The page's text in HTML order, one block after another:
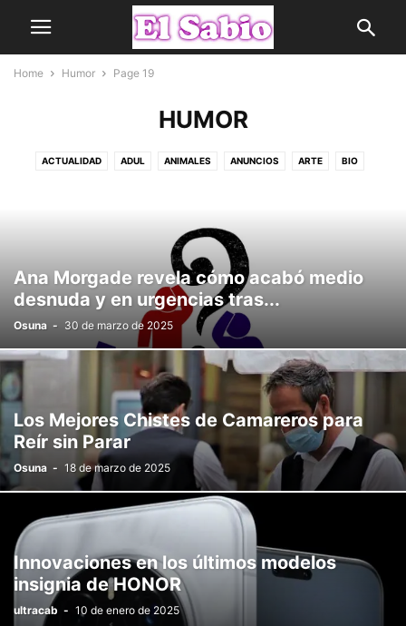
Home Humor Page 19
HUMOR
ACTUALIDAD ADUL ANIMALES ANUNCIOS ARTE BIO
LUGARES MEMES
PALABRAS QUE EMPIEZAN PRODUCTOS
SABIAS SIN CATEGORÍA TECNOLOGÍA VIAJES Y EVENTOS
Ana Morgade revela cómo acabó medio
desnuda y en urgencias tras...
Osuna - 30 de marzo de 2025
Los Mejores Chistes de Camareros para
Reír sin Parar
Osuna - 18 de marzo de 2025
Innovaciones en los últimos modelos
insignia de HONOR
ultracab - 10 de enero de 2025